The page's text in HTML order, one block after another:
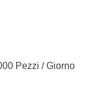
Pezzi / Giorno